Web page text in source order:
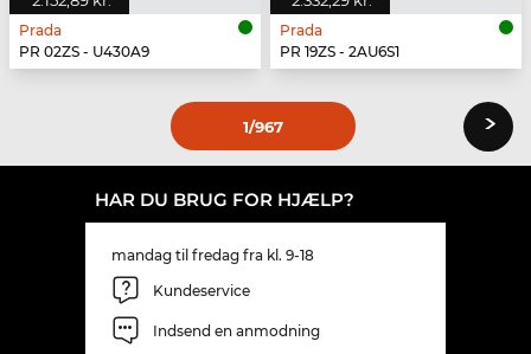
Prada
PR 02ZS - U430A9
Prada
PR 19ZS - 2AU6S1
1/967 ›
HAR DU BRUG FOR HJÆLP?
mandag til fredag fra kl. 9-18
Kundeservice
Indsend en anmodning